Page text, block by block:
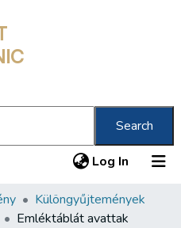
Search
Log In (current)
Különgyűjtemények
Emléktáblát avattak